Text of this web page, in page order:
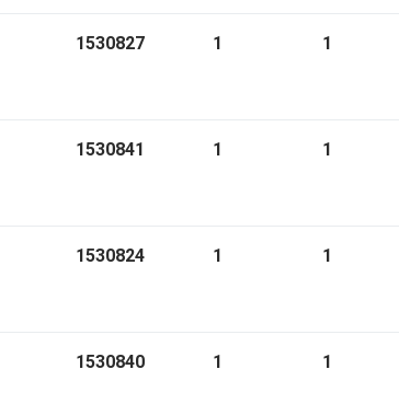
1530827 1 1
1530841 1 1
1530824 1 1
1530840 1 1